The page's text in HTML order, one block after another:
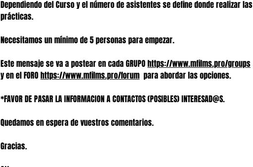
Dependiendo del Curso y el número de asistentes se define donde realizar las
prácticas.
Necesitamos un mínimo de 5 personas para empezar.
Este mensaje se va a postear en cada GRUPO https://www.mfilms.pro/groups
y en el FORO https://www.mfilms.pro/forum para abordar las opciones.
*FAVOR DE PASAR LA INFORMACION A CONTACTOS (POSIBLES) INTERESAD@S.
Quedamos en espera de vuestros comentarios.
Gracias.